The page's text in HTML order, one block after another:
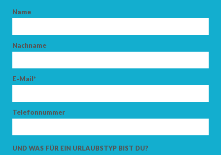
Name
Nachname
E-Mail*
Telefonnummer
UND WAS FÜR EIN URLAUBSTYP BIST DU?